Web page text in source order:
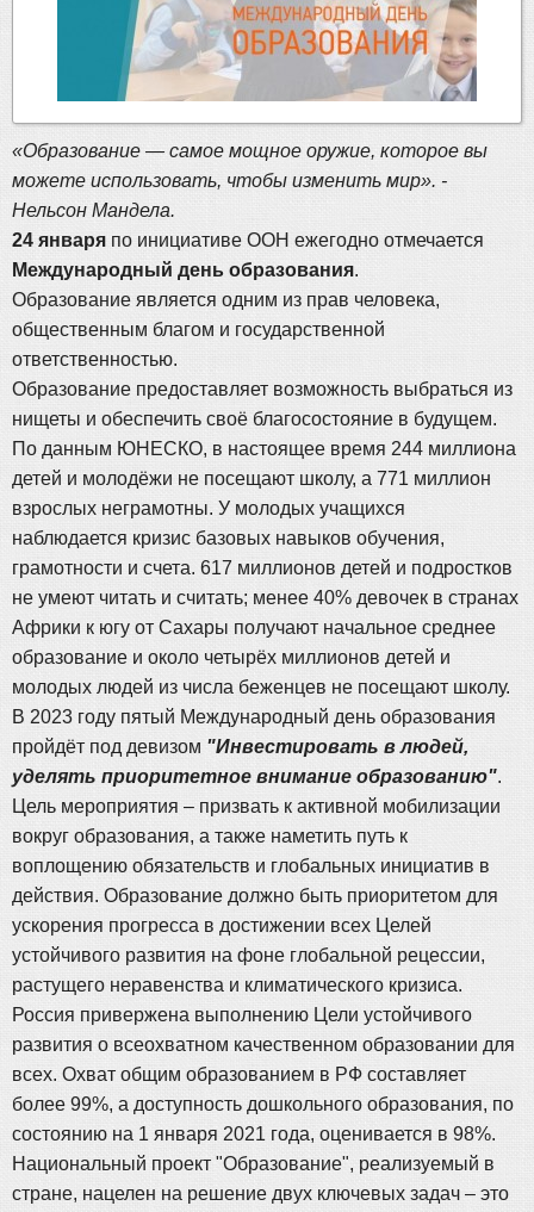
«Образование — самое мощное оружие, которое вы
можете использовать, чтобы изменить мир». -
Нельсон Мандела.
24 января по инициативе ООН ежегодно отмечается
Международный день образования.
Образование является одним из прав человека,
общественным благом и государственной
ответственностью.
Образование предоставляет возможность выбраться из
нищеты и обеспечить своё благосостояние в будущем.
По данным ЮНЕСКО, в настоящее время 244 миллиона
детей и молодёжи не посещают школу, а 771 миллион
взрослых неграмотны. У молодых учащихся
наблюдается кризис базовых навыков обучения,
грамотности и счета. 617 миллионов детей и подростков
не умеют читать и считать; менее 40% девочек в странах
Африки к югу от Сахары получают начальное среднее
образование и около четырёх миллионов детей и
молодых людей из числа беженцев не посещают школу.
В 2023 году пятый Международный день образования
пройдёт под девизом "Инвестировать в людей,
уделять приоритетное внимание образованию".
Цель мероприятия – призвать к активной мобилизации
вокруг образования, а также наметить путь к
воплощению обязательств и глобальных инициатив в
действия. Образование должно быть приоритетом для
ускорения прогресса в достижении всех Целей
устойчивого развития на фоне глобальной рецессии,
растущего неравенства и климатического кризиса.
Россия привержена выполнению Цели устойчивого
развития о всеохватном качественном образовании для
всех. Охват общим образованием в РФ составляет
более 99%, а доступность дошкольного образования, по
состоянию на 1 января 2021 года, оценивается в 98%.
Национальный проект "Образование", реализуемый в
стране, нацелен на решение двух ключевых задач – это